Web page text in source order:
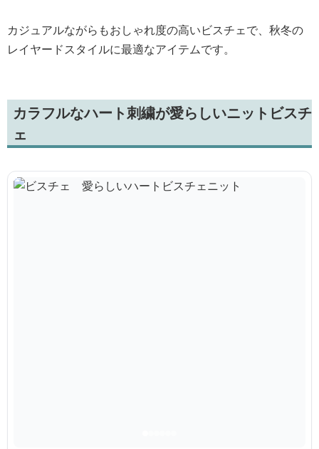
カジュアルながらもおしゃれ度の高いビスチェで、秋冬の
レイヤードスタイルに最適なアイテムです。
カラフルなハート刺繍が愛らしいニットビスチ
ェ